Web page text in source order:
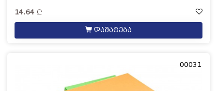
14.64
დამატება
00031